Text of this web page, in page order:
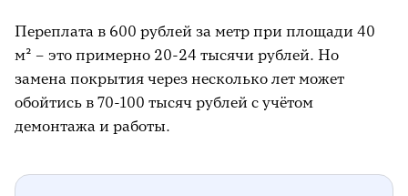
Переплата в 600 рублей за метр при площади 40
м² – это примерно 20-24 тысячи рублей. Но
замена покрытия через несколько лет может
обойтись в 70-100 тысяч рублей с учётом
демонтажа и работы.